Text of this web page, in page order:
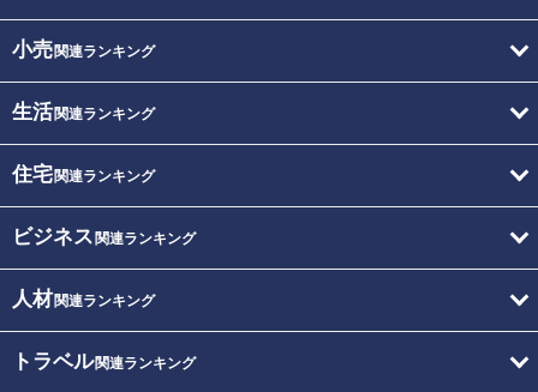
小売関連ランキング
生活関連ランキング
住宅関連ランキング
ビジネス 関連ランキング
人材関連ランキング
トラベル関連ランキング